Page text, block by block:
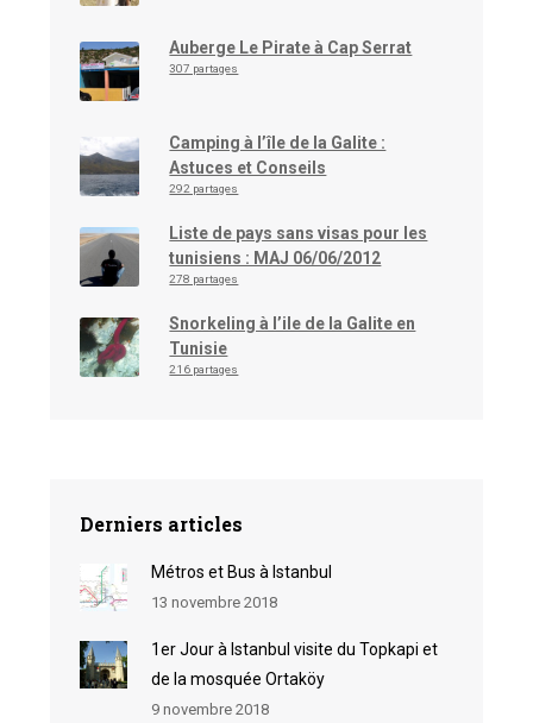
Auberge Le Pirate à Cap Serrat
307 partages
Camping à l’île de la Galite :
Astuces et Conseils
292 partages
Liste de pays sans visas pour les
tunisiens : MAJ 06/06/2012
278 partages
Snorkeling à l’ile de la Galite en
Tunisie
216 partages
Derniers articles
Métros et Bus à Istanbul
13 novembre 2018
1er Jour à Istanbul visite du Topkapi et
de la mosquée Ortaköy
9 novembre 2018